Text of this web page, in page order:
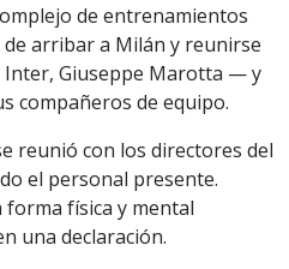
de entrenamientos
arribar a Milán y reunirse
Inter, Giuseppe Marotta — y
compañeros de equipo.
reunió con los directores del
el personal presente.
forma física y mental
una declaración.